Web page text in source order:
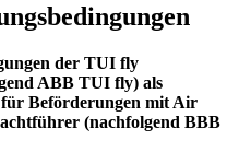
der TUI fly
ABB TUI fly) als
Beförderungen mit Air
(nachfolgend BBB